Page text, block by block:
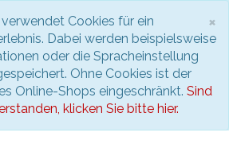
×
Cookies für ein
Dabei werden beispielsweise
oder die Spracheinstellung
Ohne Cookies ist der
Online-Shops eingeschränkt. Sind
klicken Sie bitte hier.